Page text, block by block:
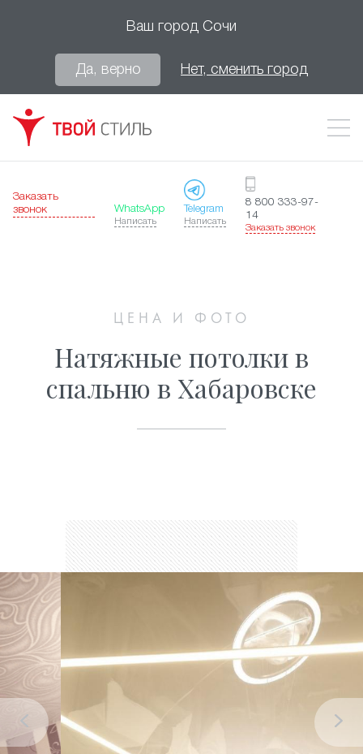
Ваш город Сочи
Да, верно Нет, сменить город
Заказать
звонок
WhatsApp
Написать
Telegram
Написать
8 800 333-97-
14
Заказать звонок
ЦЕНА И ФОТО
Натяжные потолки в
спальню в Хабаровске